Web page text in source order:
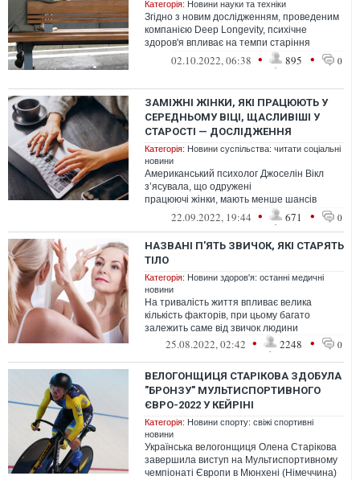
Категорія: Новини науки та техніки
Згідно з новим дослідженням, проведеним
компанією Deep Longevity, психічне
здоров'я впливає на темпи старіння
сильніше, ніж куріння та деякі захворюва...
02.10.2022, 06:38 • 895 • 0
ЗАМІЖНІ ЖІНКИ, ЯКІ ПРАЦЮЮТЬ У
СЕРЕДНЬОМУ ВІЦІ, ЩАСЛИВІШІ У
СТАРОСТІ — ДОСЛІДЖЕННЯ
Категорія: Новини суспільства: читати соціальні
новини
Американський психолог Джоселін Вікл
з’ясувала, що одружені
працюючі жінки, мають менше шансів
зіткнутися з депресією у похилому віці.
22.09.2022, 19:44 • 671 • 0
НАЗВАНІ П'ЯТЬ ЗВИЧОК, ЯКІ СТАРЯТЬ
ТІЛО
Категорія: Новини здоров'я: останні медичні
новини
На тривалість життя впливає велика
кількість факторів, при цьому багато
залежить саме від звичок людини
25.08.2022, 02:42 • 2248 • 0
ВЕЛОГОНЩИЦЯ СТАРІКОВА ЗДОБУЛА
"БРОНЗУ" МУЛЬТИСПОРТИВНОГО
ЄВРО-2022 У КЕЙРІНІ
Категорія: Новини спорту: свіжі спортивні
новини
Українська велогонщиця Олена Старікова
завершила виступ на Мультиспортивному
чемпіонаті Європи в Мюнхені (Німеччина)